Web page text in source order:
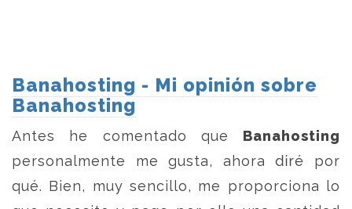
Banahosting - Mi opinión sobre
Banahosting
Antes he comentado que Banahosting
personalmente me gusta, ahora diré por
qué. Bien, muy sencillo, me proporciona lo